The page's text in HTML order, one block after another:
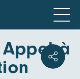
Appel à